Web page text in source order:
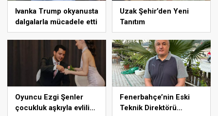
Ivanka Trump okyanusta
dalgalarla mücadele etti
Uzak Şehir’den Yeni
Tanıtım
Oyuncu Ezgi Şenler
çocukluk aşkıyla evliliğe
Fenerbahçe’nin Eski
Teknik Direktörü